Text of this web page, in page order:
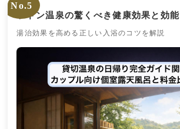
No.5
ラドン温泉の驚くべき健康効果と効能
湯治効果を高める正しい入浴のコツを解説